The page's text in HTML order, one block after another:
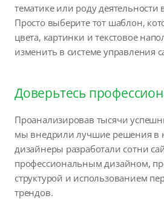
тематике или роду
Просто выберите тот шаблон,
цвета, картинки и текстовое
изменить в системе управления
Доверьтесь
Проанализировав тысячи
мы внедрили лучшие решения в
дизайнеры разработали сотни
профессиональным дизайном,
структурой и использованием
трендов.